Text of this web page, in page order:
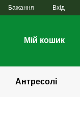
Бажання Вхід
Мій кошик
Антресолі